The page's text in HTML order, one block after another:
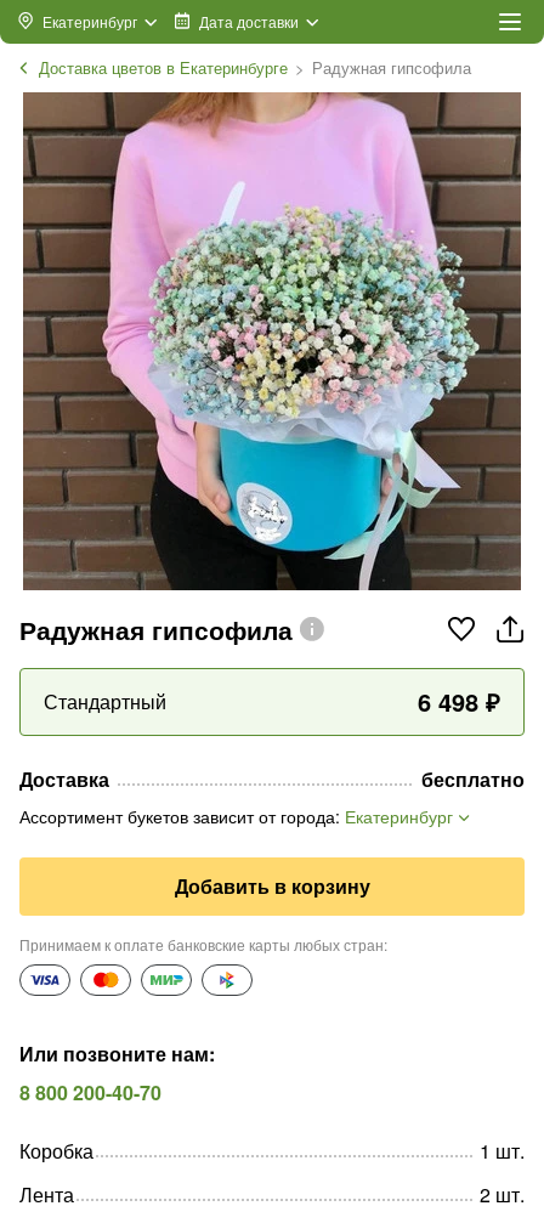
Екатеринбург Дата доставки
Доставка цветов в Екатеринбурге Радужная гипсофила
Радужная гипсофила
Стандартный 6 498 ₽
Доставка бесплатно
Ассортимент букетов зависит от города: Екатеринбург
Добавить в корзину
Принимаем к оплате банковские карты любых стран:
Или позвоните нам:
8 800 200-40-70
Коробка 1 шт.
Лента
2 шт.